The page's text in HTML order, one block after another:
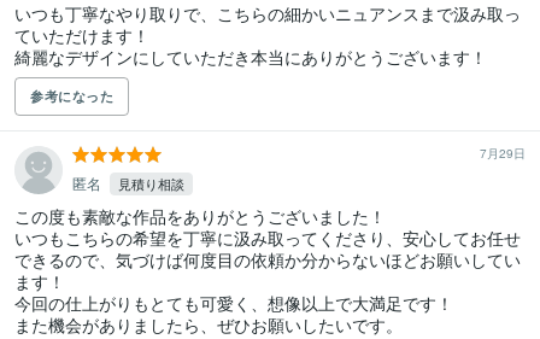
いつも丁寧なやり取りで、こちらの細かいニュアンスまで汲み取っ
ていただけます！
綺麗なデザインにしていただき本当にありがとうございます！
参考になった
7月29日
匿名 見積り相談
この度も素敵な作品をありがとうございました！
いつもこちらの希望を丁寧に汲み取ってくださり、安心してお任せ
できるので、気づけば何度目の依頼か分からないほどお願いしてい
ます！
今回の仕上がりもとても可愛く、想像以上で大満足です！
また機会がありましたら、ぜひお願いしたいです。